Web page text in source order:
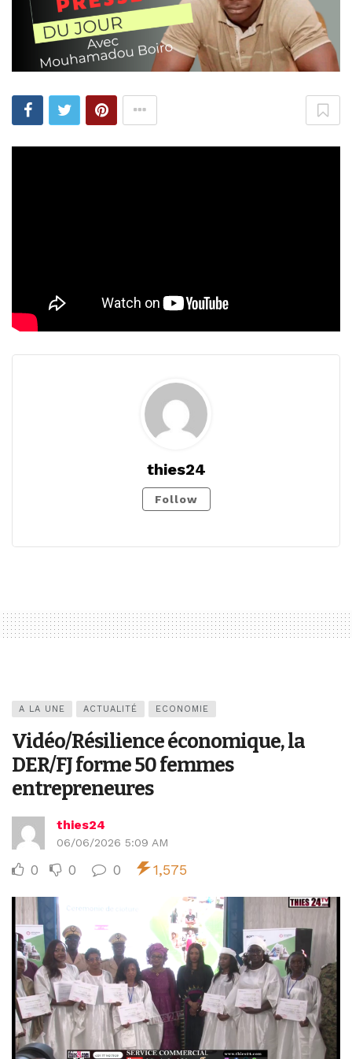
thies24
Follow
A LA UNE ACTUALITÉ ECONOMIE
Vidéo/Résilience économique, la
DER/FJ forme 50 femmes
entrepreneures
thies24
06/06/2026 5:09 AM
0 0 0 1,575